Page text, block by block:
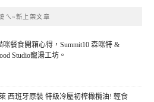
ㄟ~新上架文章
餐食開箱心得，Summit10 森咪特 &
Studio寵湯工坊。
西班牙原裝 特級冷壓初榨橄欖油! 輕食